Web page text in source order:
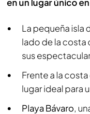
La pequeña isla
lado de la costa
sus
Frente a la costa
lugar ideal para
Playa Bávaro,